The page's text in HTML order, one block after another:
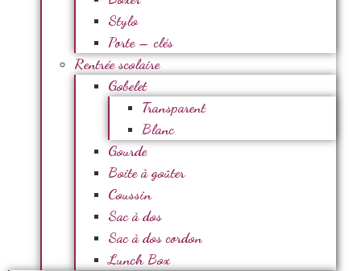
Stylo
Porte – clés
Rentrée scolaire
Gobelet
Transparent
Blanc
Gourde
Boite à goûter
Coussin
Sac à dos
Sac à dos cordon
Lunch Box